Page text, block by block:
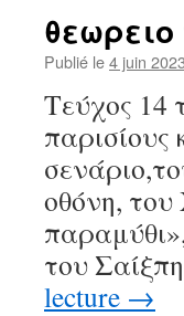
θεωρειο
Publié le4 juin 2023
Τεύχος 14
οθόνη,
του
lecture →